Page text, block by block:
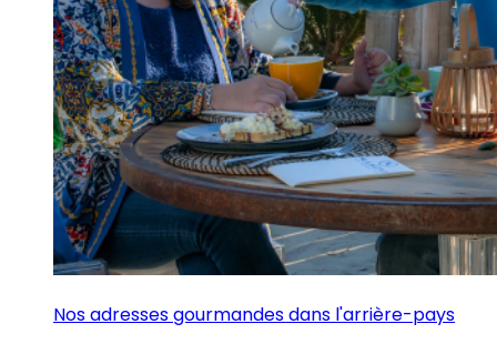
Nos adresses gourmandes dans l'arrière-pays